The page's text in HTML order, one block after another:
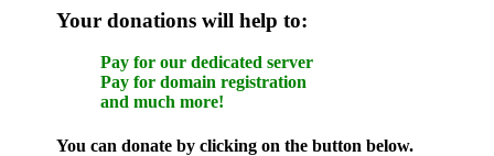
Your donations will help to:
Pay for our dedicated server
Pay for domain registration
and much more!
You can donate by clicking on the button below.